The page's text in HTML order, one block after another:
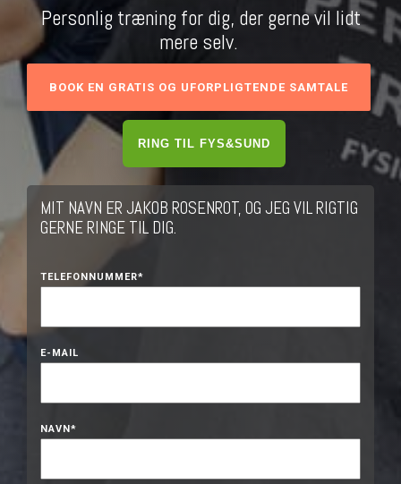
Personlig træning for dig, der gerne vil lidt
mere selv.
BOOK EN GRATIS OG UFORPLIGTENDE SAMTALE
RING TIL FYS&SUND
MIT NAVN ER JAKOB ROSENROT, OG JEG VIL RIGTIG
GERNE RINGE TIL DIG.
TELEFONNUMMER*
E-MAIL
NAVN*